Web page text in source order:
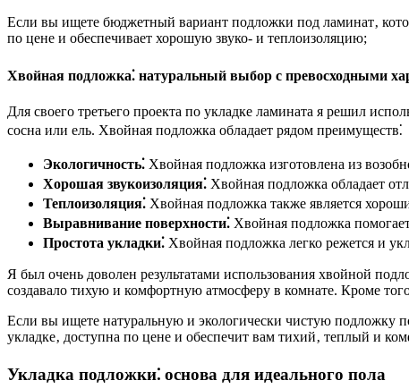
Если вы ищете бюджетный вариант подложки под ламинат‚
по цене и обеспечивает хорошую звуко- и теплоизоляцию;
Хвойная подложка⁚ натуральный выбор с превосходными
Для своего третьего проекта по укладке ламината я решил
сосна или ель. Хвойная подложка обладает рядом преимуществ⁚
Экологичность⁚ Хвойная подложка изготовлена из
Хорошая звукоизоляция⁚ Хвойная подложка обладает
Теплоизоляция⁚ Хвойная подложка также является
Выравнивание поверхности⁚ Хвойная подложка
Простота укладки⁚ Хвойная подложка легко режется и
Я был очень доволен результатами использования хвойной
создавало тихую и комфортную атмосферу в комнате. Кроме
Если вы ищете натуральную и экологически чистую подложку
укладке‚ доступна по цене и обеспечит вам тихий‚ теплый и
Укладка подложки⁚ основа для идеального пола